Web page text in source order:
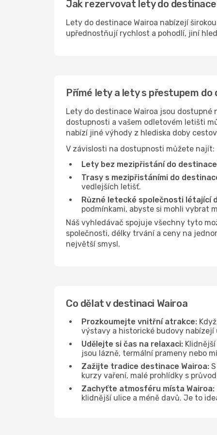
Jak rezervovat lety do destinace
Lety do destinace Wairoa nabízejí
upřednostňují rychlost a pohodlí, jiní
Přímé lety a lety s přestupem do
Lety do destinace Wairoa jsou
dostupnosti a vašem odletovém letišti
nabízí jiné výhody z hlediska doby
V závislosti na dostupnosti můžete najít:
Lety bez mezipřistání do destinace
Trasy s mezipřistáními do
vedlejších letišť.
Různé letecké společnosti létající
podmínkami, abyste si mohli vybrat
Náš vyhledávač spojuje všechny tyto
společnosti, délky trvání a ceny na
největší smysl.
Co dělat v destinaci Wairoa
Prozkoumejte vnitřní atrakce:
výstavy a historické budovy
Udělejte si čas na relaxaci:
jsou lázně, termální prameny nebo
Zažijte tradice destinace Wairoa:
kurzy vaření, malé prohlídky s
Zachyťte atmosféru místa Wairoa:
klidnější ulice a méně davů. Je to